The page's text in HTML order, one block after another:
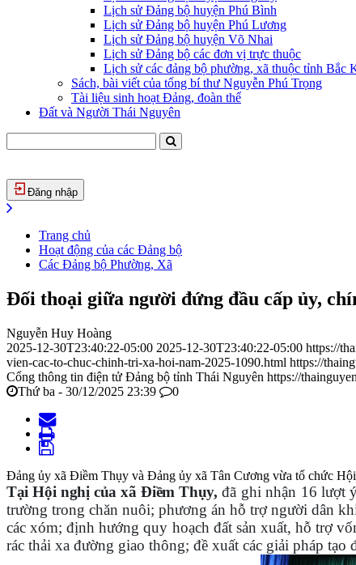
Lịch sử Đảng bộ huyện Phú Bình
Lịch sử Đảng bộ huyện Phú Lương
Lịch sử Đảng bộ huyện Võ Nhai
Lịch sử Đảng bộ các đơn vị trực thuộc
Lịch sử các đảng bộ phường, xã thuộc tỉnh Bắc
Sách, bài viết của tổng bí thư Nguyễn Phú Trọng
Tài liệu sinh hoạt Đảng, đoàn thể
Đất và Người Thái Nguyên
Đăng nhập
Trang chủ
Hoạt động của các Đảng bộ
Các Đảng bộ Phường, Xã
Đối thoại giữa người đứng đầu cấp ủy,
Nguyễn Huy Hoàng
2025-12-30T23:40:22-05:00 2025-12-30T23:40:22-05:00 https://
vien-cac-to-chuc-chinh-tri-xa-hoi-nam-2025-1090.html https://
Cổng thông tin điện tử Đảng bộ tỉnh Thái Nguyên https://
Thứ ba - 30/12/2025 23:39
0
Đảng ủy xã Điềm Thụy và Đảng ủy xã Tân Cương vừa tổ chức
Tại Hội nghị của xã Điềm Thụy,đã ghi nhận 16 lượt
trường trong chăn nuôi; phương án hỗ trợ người dân
các xóm; định hướng quy hoạch đất sản xuất, hỗ trợ
rác thải xa đường giao thông; đề xuất các giải pháp